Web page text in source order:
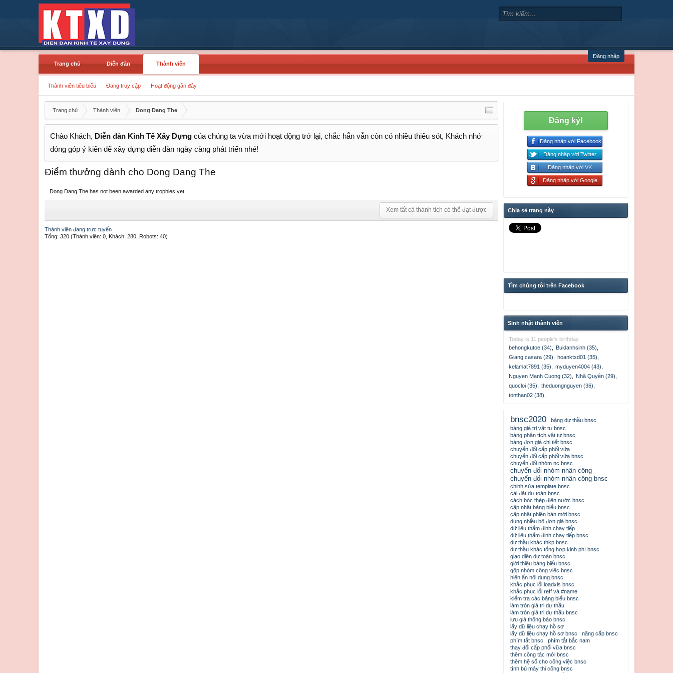
Đăng nhập
Trang chủ
Diễn đàn Thành viên
Thành viên tiêu biểu Đang truy cập Hoạt động gần đây
Trang chủ Thành viên Dong Dang The
Chào Khách, Diễn đàn Kinh Tế Xây Dựng của chúng ta vừa mới hoạt động trở lại, chắc hẳn vẫn còn có nhiều thiếu sót, Khách nhớ
đóng góp ý kiến để xây dựng diễn đàn ngày càng phát triển nhé!
Điểm thưởng dành cho Dong Dang The
Dong Dang The has not been awarded any trophies yet.
Xem tất cả thành tích có thể đạt được
Thành viên đang trực tuyến
Tổng: 320 (Thành viên: 0, Khách: 280, Robots: 40)
Đăng ký!
Đăng nhập với Facebook
Đăng nhập với Twitter
Đăng nhập với VK
Đăng nhập với Google
Chia sẻ trang này
Tìm chúng tôi trên Facebook
Sinh nhật thành viên
Today is 11 people's birthday.
behongkutoe (34)
Buidanhsinh (35)
Giang casara (29)
hoanktxd01 (35)
kelamat7891 (35)
myduyen4004 (43)
Nguyen Manh Cuong (32)
Nhã Quyên (29)
quocloi (35)
theduongnguyen (36)
tonthan02 (38)
bnsc2020
bảng dự thầu bnsc
bảng giá trị vật tư bnsc
bảng phân tích vật tư bnsc
bảng đơn giá chi tiết bnsc
chuyển đổi cấp phối vữa
chuyển đổi cấp phối vữa bnsc
chuyển đổi nhóm nc bnsc
chuyển đổi nhóm nhân công
chuyển đổi nhóm nhân công bnsc
chỉnh sửa template bnsc
cài đặt dự toán bnsc
cách bóc thép điện nước bnsc
cập nhật bảng biểu bnsc
cập nhật phiên bản mới bnsc
dùng nhiều bộ đơn giá bnsc
dữ liệu thẩm định chạy tiếp
dữ liệu thẩm định chạy tiếp bnsc
dự thầu khác thkp bnsc
dự thầu khác tổng hợp kinh phí bnsc
giao diện dự toán bnsc
giới thiệu bảng biểu bnsc
gộp nhóm công việc bnsc
hiện ẩn nội dung bnsc
khắc phục lỗi loadxls bnsc
khắc phục lỗi reff và #name
kiểm tra các bảng biểu bnsc
làm tròn giá trị dự thầu
làm tròn giá trị dự thầu bnsc
lưu giá thông báo bnsc
lấy dữ liệu chạy hồ sơ
lấy dữ liệu chạy hồ sơ bnsc
nâng cấp bnsc
phím tắt bnsc
phím tắt bắc nam
thay đổi cấp phối vữa bnsc
thêm công tác mới bnsc
thêm hệ số cho công việc bnsc
tính bù máy thi công bnsc